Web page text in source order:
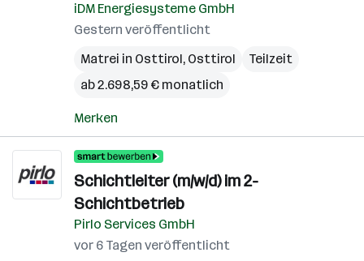
iDM Energiesysteme GmbH
Gestern veröffentlicht
Matrei in Osttirol, Osttirol
Teilzeit
ab 2.698,59 € monatlich
Merken
Schichtleiter (m/w/d) im 2-
Schichtbetrieb
Pirlo Services GmbH
vor 6 Tagen veröffentlicht